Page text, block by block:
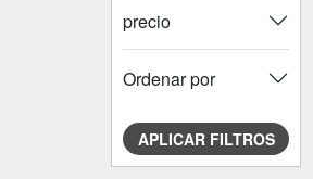
precio
Ordenar por
APLICAR FILTROS